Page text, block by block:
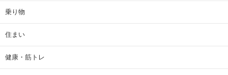
乗り物
住まい
健康・筋トレ